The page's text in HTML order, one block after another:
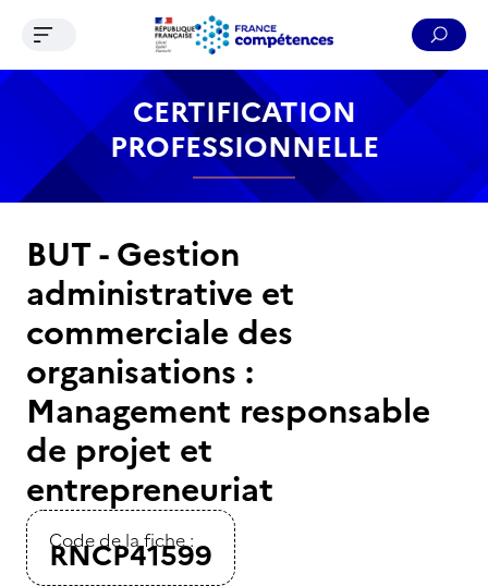
Contenu Recherche Menu Pied de page
Ouvrir le menu de navigation
CERTIFICATION
PROFESSIONNELLE
BUT - Gestion
administrative et
commerciale des
organisations :
Management responsable
de projet et
entrepreneuriat
Code de la fiche :
RNCP41599